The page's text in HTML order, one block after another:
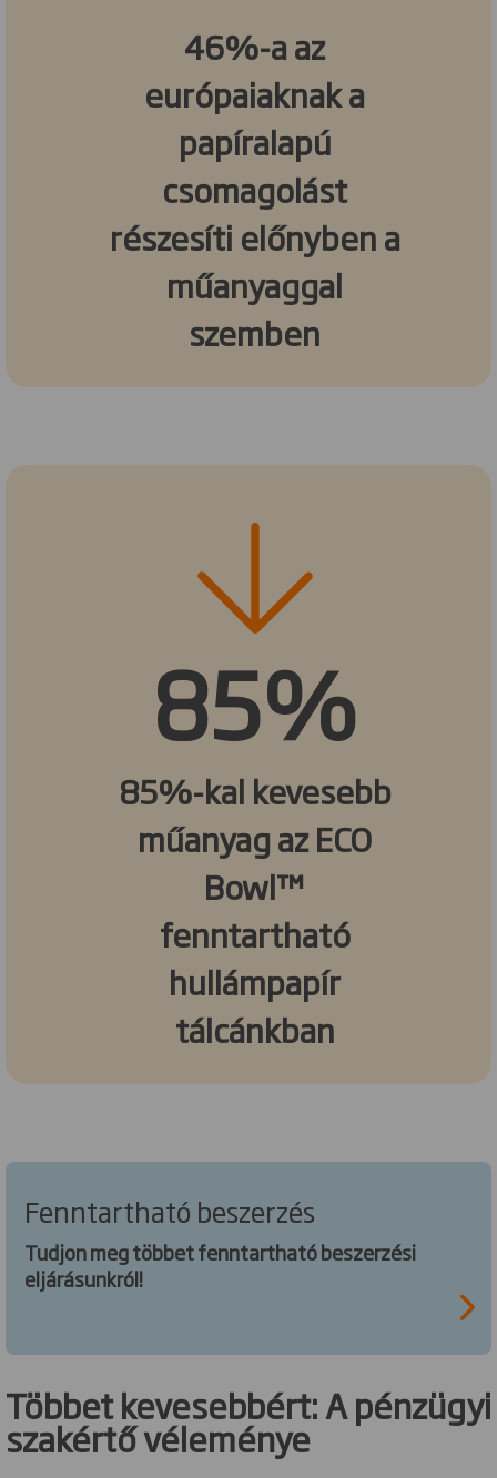
46%-a az
európaiaknak a
papíralapú
csomagolást
részesíti előnyben a
műanyaggal
szemben
85%
85%-kal kevesebb
műanyag az ECO
Bowl™
fenntartható
hullámpapír
tálcánkban
Fenntartható beszerzés
Tudjon meg többet fenntartható beszerzési
eljárásunkról!
Többet kevesebbért: A pénzügyi
szakértő véleménye